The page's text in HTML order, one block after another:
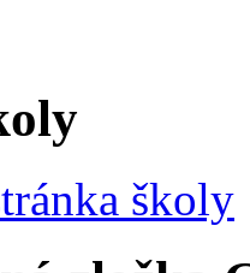
školy